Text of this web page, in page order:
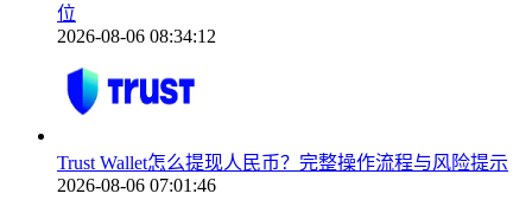
位
2026-08-06 08:34:12
Trust Wallet怎么提现人民币？完整操作流程与风险提示
2026-08-06 07:01:46